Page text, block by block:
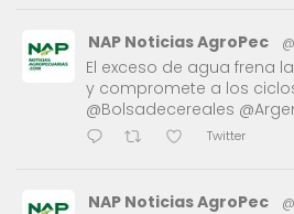
NAP Noticias AgroPec
El exceso de agua frena
y compromete a los
@Bolsadecereales
Twitter
NAP Noticias AgroPec